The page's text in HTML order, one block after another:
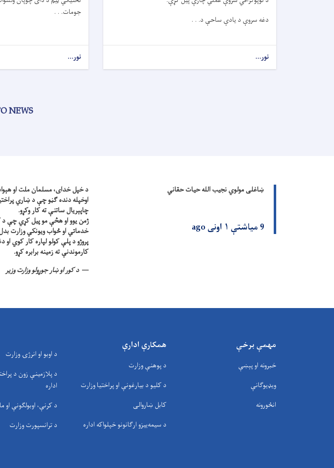
دغه سروې د یادې ساحې د. . .
نور...
جومات. . .
نور...
NEWS
ښاغلی مولوي نجیب الله حیات حقاني
9 میاشتې ۱ اونی ago
د خپل خدای، مسلمان ملت او
اوخپله دنده ګڼو چې د ښاري
چاپېریال ساتنې ته کار وکړو.
ژمن یوو او هڅې مو پیل کړي چې د
خدماتي او ځواب ویونکي وزارت
پروژو د پلې کولو لپاره کار کوي
کارموندنې ته زمینه برابره کړو.
د کور او ښار جوړولو وزارت وزیر
مهمې برخې
خبرونه او پېښې
ویډیوګانې
انځورونه
همکارې ادارې
د پوهنې وزارت
د کلیو د بیارغونې او پراختیا وزارت
کابل ښاروالی
د سيمه‌ييزو ارګانونو خپلواکه اداره
د اوبو او انرژۍ وزارت
د پلازمینې زون د
اداره
د کرنې، اوبولګونې او
د ترانسپورت وزارت